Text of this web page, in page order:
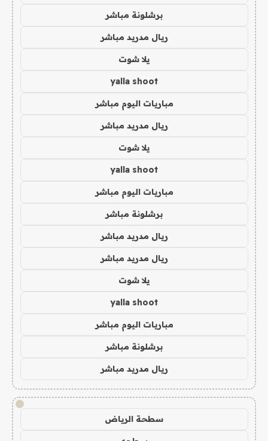
برشلونة مباشر
ريال مدريد مباشر
يلا شوت
yalla shoot
مباريات اليوم مباشر
ريال مدريد مباشر
يلا شوت
yalla shoot
مباريات اليوم مباشر
برشلونة مباشر
ريال مدريد مباشر
ريال مدريد مباشر
يلا شوت
yalla shoot
مباريات اليوم مباشر
برشلونة مباشر
ريال مدريد مباشر
!
سطحة الرياض